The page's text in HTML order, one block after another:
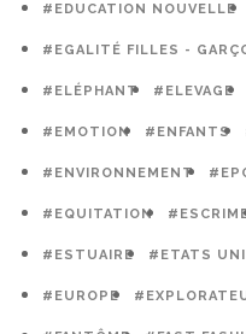
#EDUCATION NOUVELLE
#EGALITÉ FILLES -
#ELÉPHANT #ELEVAGE
#EMOTION #ENFANTS
#ENVIRONNEMENT
#EQUITATION
#ESTUAIRE #ETATS
#EUROPE